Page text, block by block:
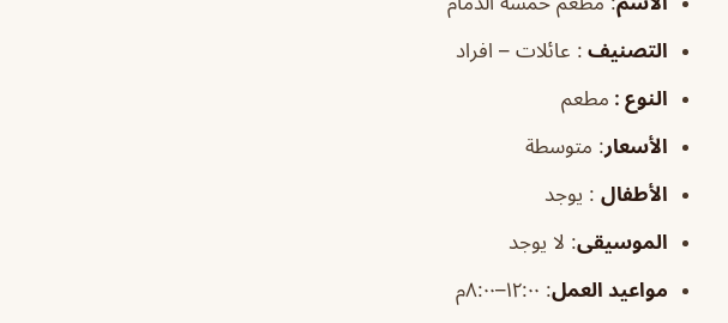
التصنيف : عائلات – افراد
النوع : مطعم
الأسعار: متوسطة
الأطفال : يوجد
الموسيقى: لا يوجد
مواعيد العمل: ١٢:٠٠–٨:٠٠م